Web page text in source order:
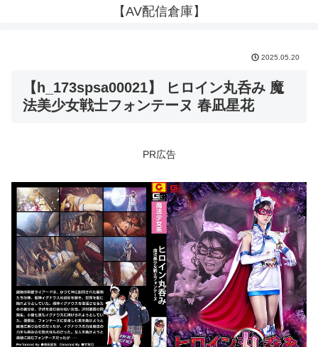
【AV配信倉庫】
2025.05.20
【h_173spsa00021】 ヒロイン丸呑み 魔
法美少女戦士フォンテーヌ 春凪星花
PR広告